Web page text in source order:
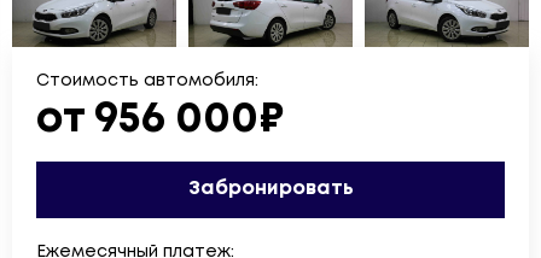
Стоимость автомобиля:
от 956 000₽
Забронировать
Ежемесячный платеж: